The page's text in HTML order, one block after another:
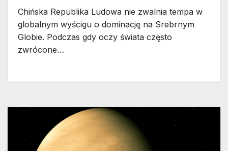
Chińska Republika Ludowa nie zwalnia tempa w
globalnym wyścigu o dominację na Srebrnym
Globie. Podczas gdy oczy świata często
zwrócone…